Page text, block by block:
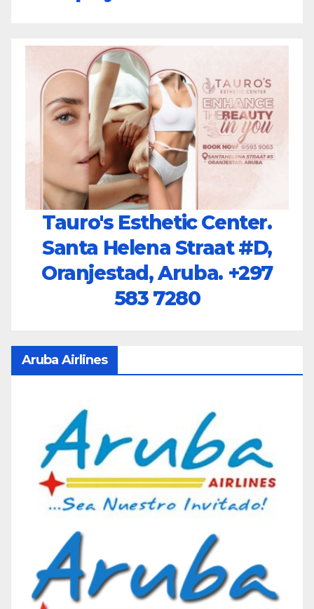
Tauro's Esthetic Center.
Santa Helena Straat #D,
Oranjestad, Aruba. +297
583 7280
Aruba Airlines